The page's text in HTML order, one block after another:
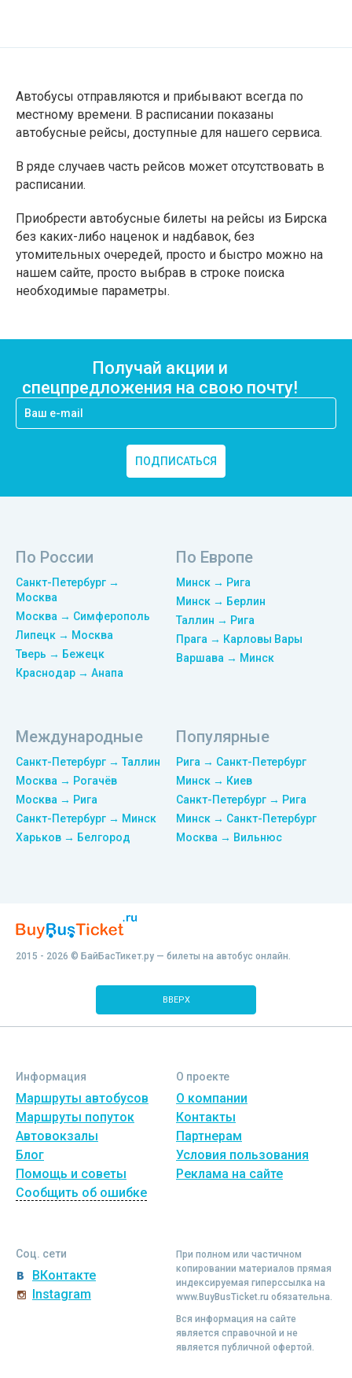
Автобусы отправляются и прибывают всегда по
местному времени. В расписании показаны
автобусные рейсы, доступные для нашего сервиса.
В ряде случаев часть рейсов может отсутствовать в
расписании.
Приобрести автобусные билеты на рейсы из Бирска
без каких-либо наценок и надбавок, без
утомительных очередей, просто и быстро можно на
нашем сайте, просто выбрав в строке поиска
необходимые параметры.
Получай акции и
спецпредложения на свою почту!
ПОДПИСАТЬСЯ
По России
Санкт-Петербург →
Москва
Москва → Симферополь
Липецк → Москва
Тверь → Бежецк
Краснодар → Анапа
По Европе
Минск → Рига
Минск → Берлин
Таллин → Рига
Прага → Карловы Вары
Варшава → Минск
Международные
Санкт-Петербург → Таллин
Москва → Рогачёв
Москва → Рига
Санкт-Петербург → Минск
Харьков → Белгород
Популярные
Рига → Санкт-Петербург
Минск → Киев
Санкт-Петербург → Рига
Минск → Санкт-Петербург
Москва → Вильнюс
2015 - 2026 © БайБасТикет.ру — билеты на автобус онлайн.
ВВЕРХ
Информация
Маршруты автобусов
Маршруты попуток
Автовокзалы
Блог
Помощь и советы
Сообщить об ошибке
О проекте
О компании
Контакты
Партнерам
Условия пользования
Реклама на сайте
Соц. сети
ВКонтакте
Instagram
При полном или частичном
копировании материалов прямая
индексируемая гиперссылка на
www.BuyBusTicket.ru обязательна.
Вся информация на сайте
является справочной и не
является публичной офертой.